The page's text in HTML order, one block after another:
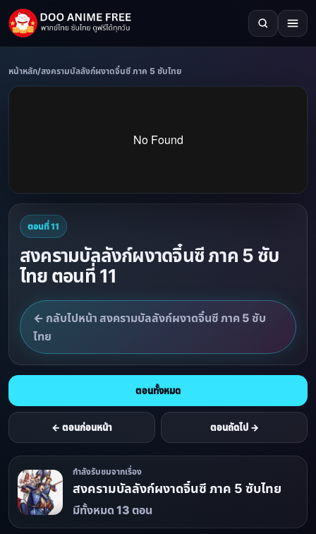
หน้าหลัก/สงครามบัลลังก์ผงาดจิ๋นซี ภาค 5 ซับไทย
ตอนที่ 11
สงครามบัลลังก์ผงาดจิ๋นซี ภาค 5 ซับ
ไทย ตอนที่ 11
← กลับไปหน้า สงครามบัลลังก์ผงาดจิ๋นซี ภาค 5 ซับ
ไทย
← ตอนก่อนหน้า
ตอนทั้งหมด
ตอนถัดไป →
กำลังรับชมจากเรื่อง
สงครามบัลลังก์ผงาดจิ๋นซี ภาค 5 ซับไทย
มีทั้งหมด 13 ตอน